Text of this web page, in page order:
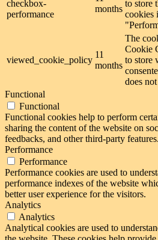
checkbox-
performance
months
to store
cookies
viewed_cookie_policy
11
months
The
Cookie
to store
does
Functional
Functional
Functional cookies help to perform
sharing the content of the website on
feedbacks, and other third-party features.
Performance
Performance
Performance cookies are used to
performance indexes of the website
better user experience for the visitors.
Analytics
Analytics
Analytical cookies are used to